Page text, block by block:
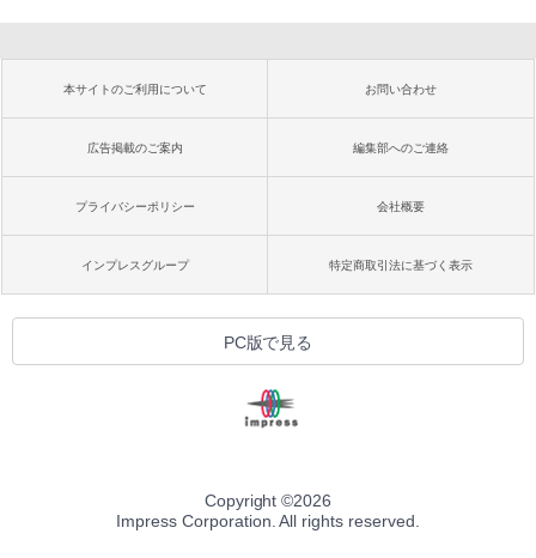
本サイトのご利用について お問い合わせ
広告掲載のご案内 編集部へのご連絡
プライバシーポリシー 会社概要
インプレスグループ 特定商取引法に基づく表示
PC版で見る
Copyright ©2026
Impress Corporation. All rights reserved.